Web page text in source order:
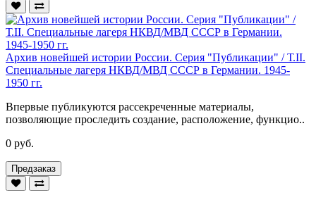
Архив новейшей истории России. Серия "Публикации" / Т.II.
Специальные лагеря НКВД/МВД СССР в Германии. 1945-
1950 гг.
Впервые публикуются рассекреченные материалы,
позволяющие проследить создание, расположение, функцио..
0 руб.
Предзаказ